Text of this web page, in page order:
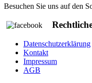
Besuchen Sie uns auf den
Datenschutzerklärung
Kontakt
Impressum
AGB